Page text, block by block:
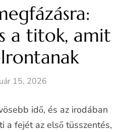
a titok, amit
15, 2026
idő, és az irodában
a fejét az első tüsszentés,